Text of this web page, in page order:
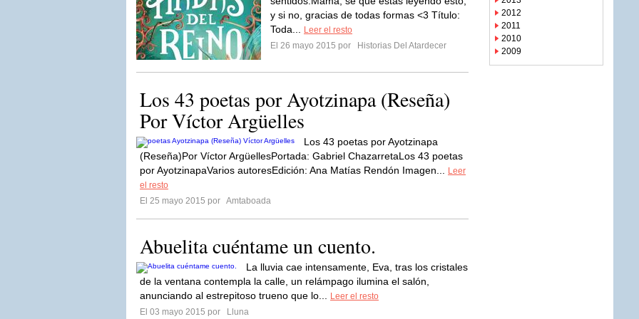
y si no, gracias de todas formas <3 Título:
Toda...
Leer el resto
El 26 mayo 2015 por
Historias Del Atardecer
Los 43 poetas por Ayotzinapa (Reseña)
Por Víctor Argüelles
Los 43 poetas por Ayotzinapa
(Reseña)Por Víctor ArgüellesPortada: Gabriel ChazarretaLos 43 poetas
por AyotzinapaVarios autoresEdición: Ana Matías Rendón Imagen...
Leer
el resto
El 25 mayo 2015 por Amtaboada
Abuelita cuéntame un cuento.
La lluvia cae intensamente, Eva, tras los cristales
de la ventana contempla la calle, un relámpago ilumina el salón,
anunciando al estrepitoso trueno que lo...
Leer el resto
El 03 mayo 2015 por
Lluna
2012
2011
2010
2009